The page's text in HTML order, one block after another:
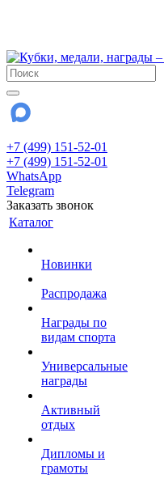
+7 (499) 151-52-01
+7 (499) 151-52-01
WhatsApp
Telegram
Заказать звонок
Каталог
Новинки
Распродажа
Награды по
видам спорта
Универсальные
награды
Активный
отдых
Дипломы и
грамоты